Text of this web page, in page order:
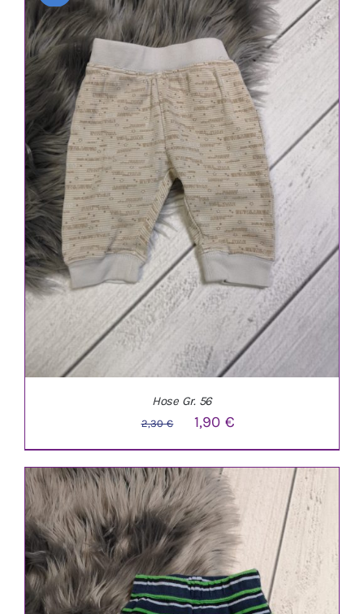
IN DEN WARENKORB / DETAILS
IN DEN WARENKORB / DETAILS
Hose Gr. 56
2,30€
Ursprünglicher
Preis
war:
2,30 €
1,90€
Preis
1,90 €.